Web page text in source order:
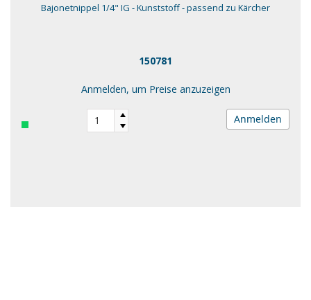
Bajonetnippel 1/4" IG - Kunststoff - passend zu Kärcher
150781
Anmelden, um Preise anzuzeigen
Anmelden